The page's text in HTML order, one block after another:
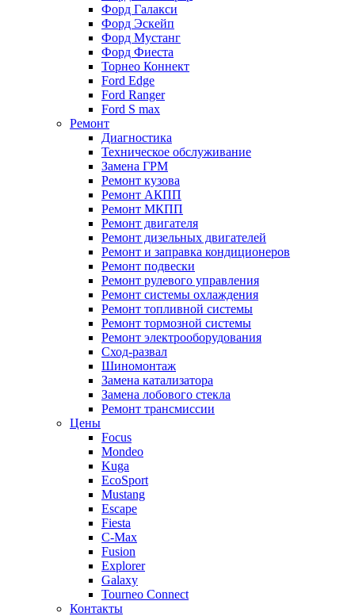
Форд Галакси
Форд Эскейп
Форд Мустанг
Форд Фиеста
Торнео Коннект
Ford Edge
Ford Ranger
Ford S max
Ремонт
Диагностика
Техническое обслуживание
Замена ГРМ
Ремонт кузова
Ремонт АКПП
Ремонт МКПП
Ремонт двигателя
Ремонт дизельных двигателей
Ремонт и заправка кондиционеров
Ремонт подвески
Ремонт рулевого управления
Ремонт системы охлаждения
Ремонт топливной системы
Ремонт тормозной системы
Ремонт электрооборудования
Сход-развал
Шиномонтаж
Замена катализатора
Замена лобового стекла
Ремонт трансмиссии
Цены
Focus
Mondeo
Kuga
EcoSport
Mustang
Escape
Fiesta
C-Max
Fusion
Explorer
Galaxy
Tourneo Connect
Контакты